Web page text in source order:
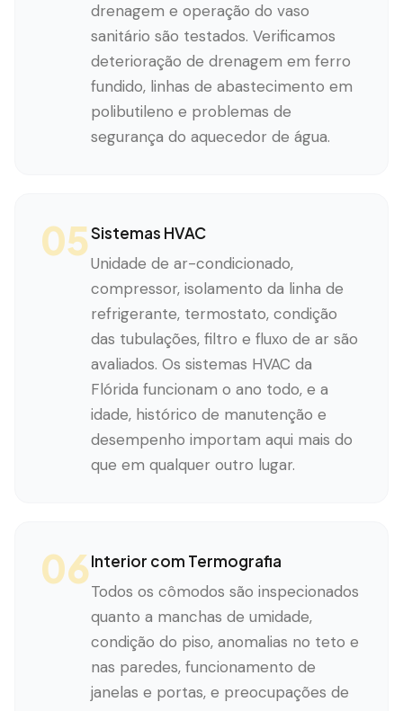
drenagem e operação do vaso
sanitário são testados. Verificamos
deterioração de drenagem em ferro
fundido, linhas de abastecimento em
polibutileno e problemas de
segurança do aquecedor de água.
05Sistemas HVAC
Unidade de ar-condicionado,
compressor, isolamento da linha de
refrigerante, termostato, condição
das tubulações, filtro e fluxo de ar são
avaliados. Os sistemas HVAC da
Flórida funcionam o ano todo, e a
idade, histórico de manutenção e
desempenho importam aqui mais do
que em qualquer outro lugar.
06Interior com Termografia
Todos os cômodos são inspecionados
quanto a manchas de umidade,
condição do piso, anomalias no teto e
nas paredes, funcionamento de
janelas e portas, e preocupações de